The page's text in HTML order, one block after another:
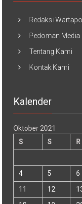
Redaksi
Pedoman Media
Tentang Kami
Kontak Kami
Kalender
Oktober 2021
S
S R
4
5 6
11
12